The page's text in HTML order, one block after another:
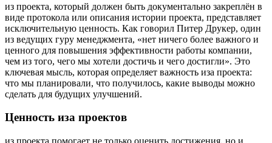
из проекта, который должен быть документально закреплён в
виде протокола или описания истории проекта, представляет
исключительную ценность. Как говорил Питер Друкер, один
из ведущих гуру менеджмента, «нет ничего более важного и
ценного для повышения эффективности работы компании,
чем из того, чего мы хотели достичь и чего достигли». Это
ключевая мысль, которая определяет важность иза проекта:
что мы планировали, что получилось, какие выводы можно
сделать для будущих улучшений.
Ценность иза проектов